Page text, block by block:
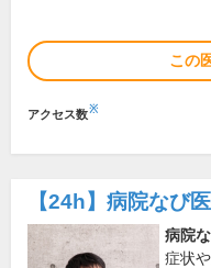
この
アクセス数※
【24h】 病院なび
病院
症状